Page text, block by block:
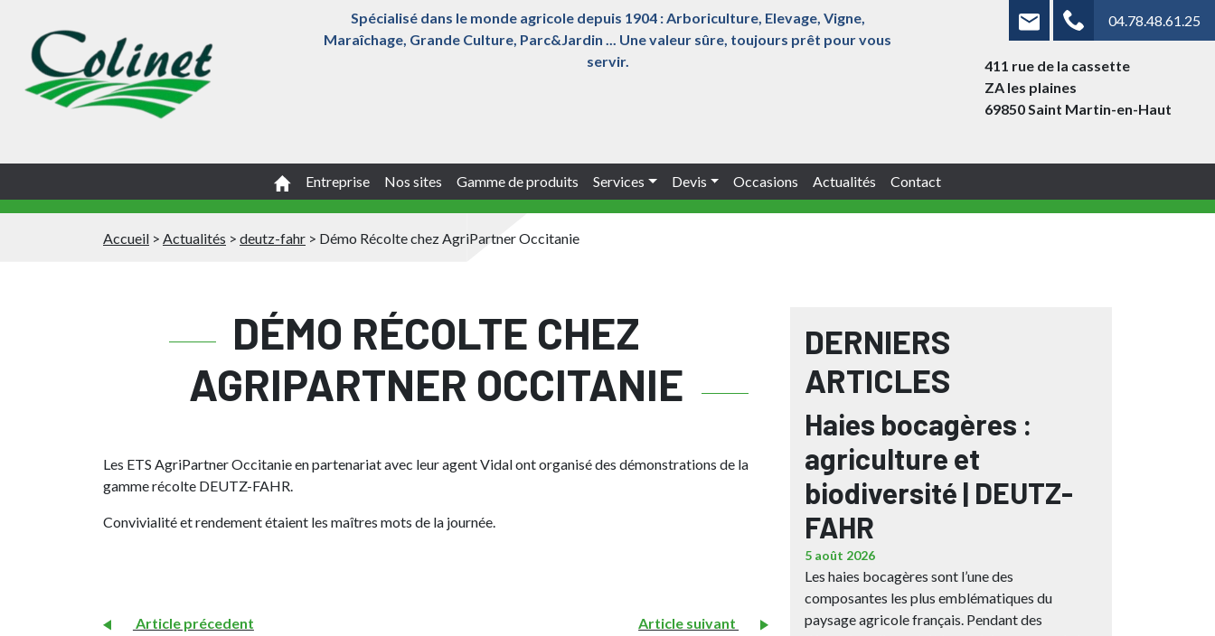
Spécialisé dans le monde agricole depuis 1904 : Arboriculture, Elevage, Vigne,
Maraîchage, Grande Culture, Parc&Jardin ... Une valeur sûre, toujours prêt pour vous
servir.
04.78.48.61.25
411 rue de la cassette
ZA les plaines
69850 Saint Martin-en-Haut
Entreprise Nos sites Gamme de produits Services Devis Occasions Actualités Contact
Accueil > Actualités > deutz-fahr > Démo Récolte chez AgriPartner Occitanie
DÉMO RÉCOLTE CHEZ
AGRIPARTNER OCCITANIE
Les ETS AgriPartner Occitanie en partenariat avec leur agent Vidal ont organisé des démonstrations de la
gamme récolte DEUTZ-FAHR.
Convivialité et rendement étaient les maîtres mots de la journée.
Article précedent Article suivant
DERNIERS
ARTICLES
Haies bocagères :
agriculture et
biodiversité | DEUTZ-
FAHR
5 août 2026
Les haies bocagères sont l’une des
composantes les plus emblématiques du
paysage agricole français. Pendant des